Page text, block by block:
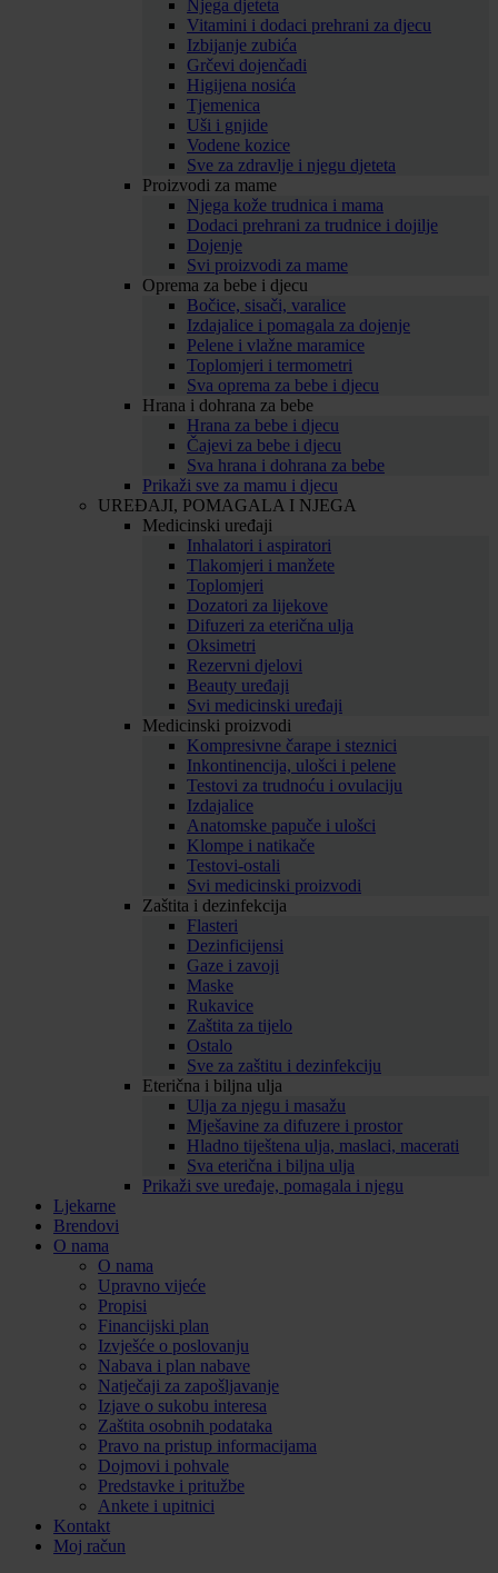
Njega djeteta
Vitamini i dodaci prehrani za djecu
Izbijanje zubića
Grčevi dojenčadi
Higijena nosića
Tjemenica
Uši i gnjide
Vodene kozice
Sve za zdravlje i njegu djeteta
Proizvodi za mame
Njega kože trudnica i mama
Dodaci prehrani za trudnice i dojilje
Dojenje
Svi proizvodi za mame
Oprema za bebe i djecu
Bočice, sisači, varalice
Izdajalice i pomagala za dojenje
Pelene i vlažne maramice
Toplomjeri i termometri
Sva oprema za bebe i djecu
Hrana i dohrana za bebe
Hrana za bebe i djecu
Čajevi za bebe i djecu
Sva hrana i dohrana za bebe
Prikaži sve za mamu i djecu
UREĐAJI, POMAGALA I NJEGA
Medicinski uređaji
Inhalatori i aspiratori
Tlakomjeri i manžete
Toplomjeri
Dozatori za lijekove
Difuzeri za eterična ulja
Oksimetri
Rezervni djelovi
Beauty uređaji
Svi medicinski uređaji
Medicinski proizvodi
Kompresivne čarape i steznici
Inkontinencija, ulošci i pelene
Testovi za trudnoću i ovulaciju
Izdajalice
Anatomske papuče i ulošci
Klompe i natikače
Testovi-ostali
Svi medicinski proizvodi
Zaštita i dezinfekcija
Flasteri
Dezinficijensi
Gaze i zavoji
Maske
Rukavice
Zaštita za tijelo
Ostalo
Sve za zaštitu i dezinfekciju
Eterična i biljna ulja
Ulja za njegu i masažu
Mješavine za difuzere i prostor
Hladno tiještena ulja, maslaci, macerati
Sva eterična i biljna ulja
Prikaži sve uređaje, pomagala i njegu
Ljekarne
Brendovi
O nama
O nama
Upravno vijeće
Propisi
Financijski plan
Izvješće o poslovanju
Nabava i plan nabave
Natječaji za zapošljavanje
Izjave o sukobu interesa
Zaštita osobnih podataka
Pravo na pristup informacijama
Dojmovi i pohvale
Predstavke i pritužbe
Ankete i upitnici
Kontakt
Moj račun